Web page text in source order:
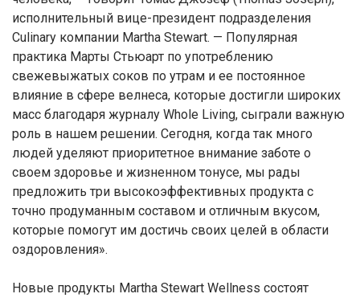
исполнительный вице-президент подразделения
Culinary компании Martha Stewart. — Популярная
практика Марты Стьюарт по употреблению
свежевыжатых соков по утрам и ее постоянное
влияние в сфере велнеса, которые достигли широких
масс благодаря журналу Whole Living, сыграли важную
роль в нашем решении. Сегодня, когда так много
людей уделяют приоритетное внимание заботе о
своем здоровье и жизненном тонусе, мы рады
предложить три высокоэффективных продукта с
точно продуманным составом и отличным вкусом,
которые помогут им достичь своих целей в области
оздоровления».
Новые продукты Martha Stewart Wellness состоят